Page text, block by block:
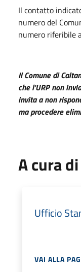
Il contatto
numero del
numero riferibile
Il Comune di
che l’URP non
invita a non
ma procedere
A cura di
Ufficio
VAI ALLA